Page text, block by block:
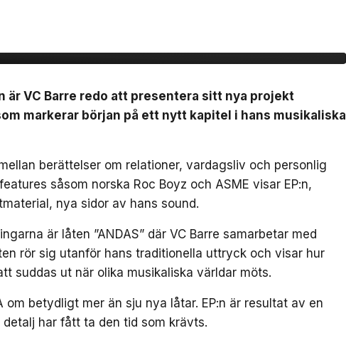
är VC Barre redo att presentera sitt nya projekt
markerar början på ett nytt kapitel i hans musikaliska
berättelser om relationer, vardagsliv och personlig
såsom norska Roc Boyz och ASME visar EP:n,
nya sidor av hans sound.
är låten ”ANDAS” där VC Barre samarbetar med
rör sig utanför hans traditionella uttryck och visar hur
suddas ut när olika musikaliska världar möts.
om betydligt mer än sju nya låtar. EP:n är resultat av en
har fått ta den tid som krävts.